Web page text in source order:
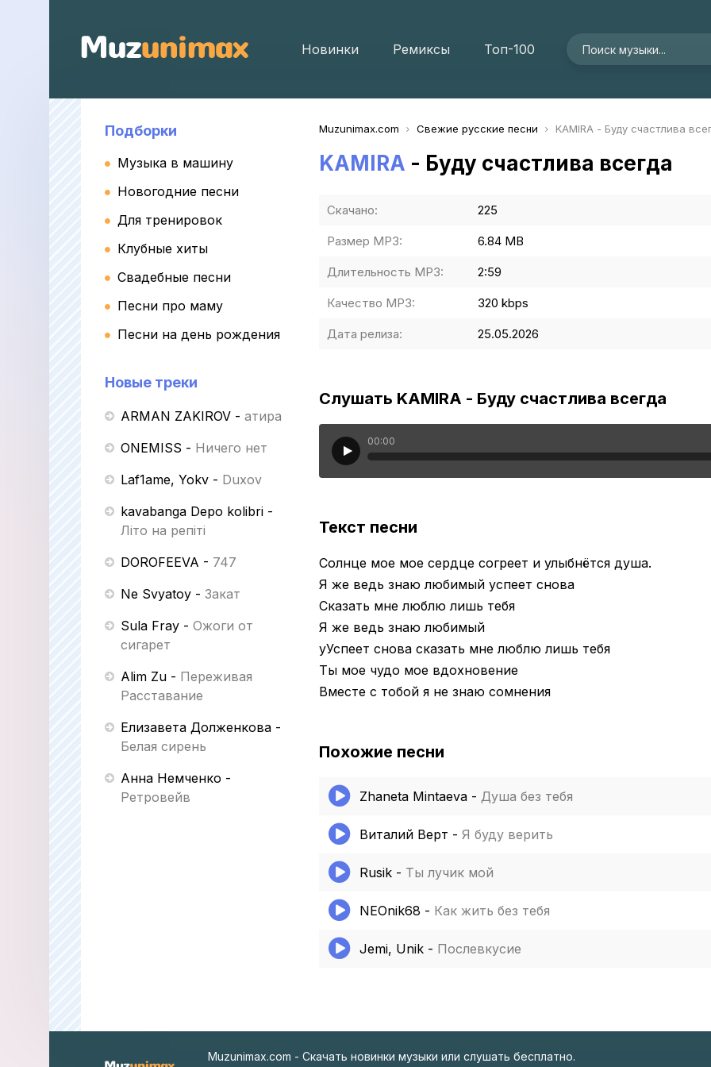
Новинки Ремиксы Топ-100
Подборки
Музыка в машину
Новогодние песни
Для тренировок
Клубные хиты
Свадебные песни
Песни про маму
Песни на день рождения
Новые треки
ARMAN ZAKIROV - Қатира
ONEMISS - Ничего нет
Laf1ame, Yokv - Duxov
kavabanga Depo kolibri -
Літо на репіті
DOROFEEVA - 747
Ne Svyatoy - Закат
Sula Fray - Ожоги от
сигарет
Alim Zu - Переживая
Расставание
Елизавета Долженкова -
Белая сирень
Анна Немченко -
Ретровейв
Muzunimax.com Свежие русские песни KAMIRA - Буду счастлива
KAMIRA - Буду счастлива всегда
Скачано: 225
Размер MP3: 6.84 MB
Длительность MP3: 2:59
Качество MP3: 320 kbps
Дата релиза: 25.05.2026
Слушать KAMIRA - Буду счастлива всегда
00:00
Текст песни
Солнце мое мое сердце согреет и улыбнётся душа.
Я же ведь знаю любимый успеет снова
Сказать мне люблю лишь тебя
Я же ведь знаю любимый
уУспеет снова сказать мне люблю лишь тебя
Ты мое чудо мое вдохновение
Вместе с тобой я не знаю сомнения
Похожие песни
Zhaneta Mintaeva - Душа без тебя
Виталий Верт - Я буду верить
Rusik - Ты лучик мой
NEOnik68 - Как жить без тебя
Jemi, Unik - Послевкусие
Muzunimax.com - Скачать новинки музыки или слушать бесплатно.